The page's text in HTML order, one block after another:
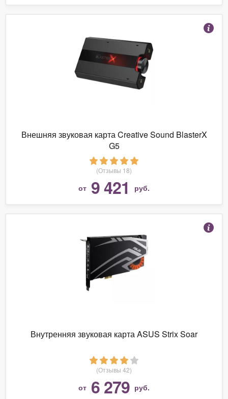
Внешняя звуковая карта Creative Sound BlasterX
G5
(Отзывы 18)
от 9 421 руб.
Внутренняя звуковая карта ASUS Strix Soar
(Отзывы 42)
от 6 279 руб.